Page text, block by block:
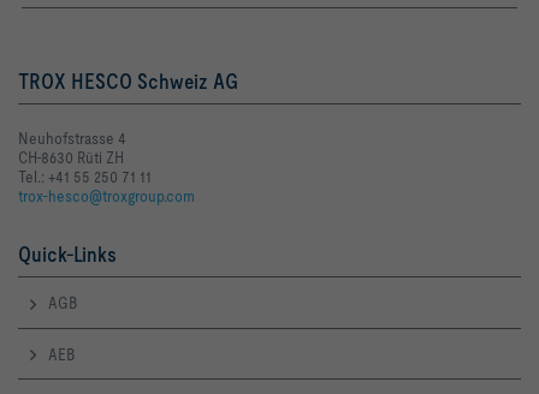
TROX HESCO Schweiz AG
Neuhofstrasse 4
CH-8630 Rüti ZH
Tel.: +41 55 250 71 11
trox-hesco@troxgroup.com
Quick-Links
AGB
AEB